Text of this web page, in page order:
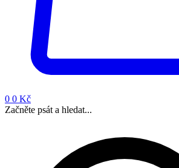
0 0 Kč
Začněte psát a hledat...